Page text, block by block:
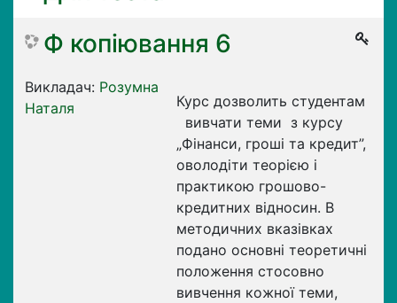
Ф копіювання 6
Курс дозволить студентам
вивчати теми з курсу
„Фінанси, гроші та кредит”,
оволодіти теорією і
практикою грошово-
кредитних відносин. В
методичних вказівках
подано основні теоретичні
положення стосовно
вивчення кожної теми,
Викладач: Розумна
Наталя